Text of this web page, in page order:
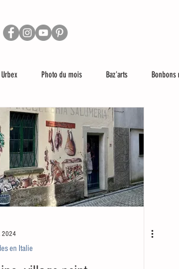
Urbex Photo du mois Baz'arts Bonbons
et moi
2024
en Italie